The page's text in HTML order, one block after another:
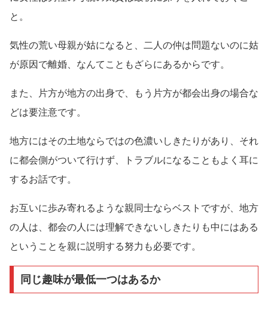
と。
気性の荒い母親が姑になると、二人の仲は問題ないのに姑
が原因で離婚、なんてこともざらにあるからです。
また、片方が地方の出身で、もう片方が都会出身の場合な
どは要注意です。
地方にはその土地ならではの色濃いしきたりがあり、それ
に都会側がついて行けず、トラブルになることもよく耳に
するお話です。
お互いに歩み寄れるような親同士ならベストですが、地方
の人は、都会の人には理解できないしきたりも中にはある
ということを親に説明する努力も必要です。
同じ趣味が最低一つはあるか